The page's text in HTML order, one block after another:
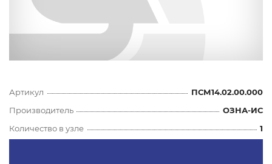
Артикул
ПСМ14.02.00.000
Производитель
ОЗНА-ИС
Количество в узле
1